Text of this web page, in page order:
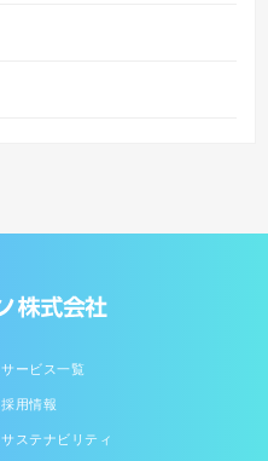
サービス一覧
採用情報
サステナビリティ